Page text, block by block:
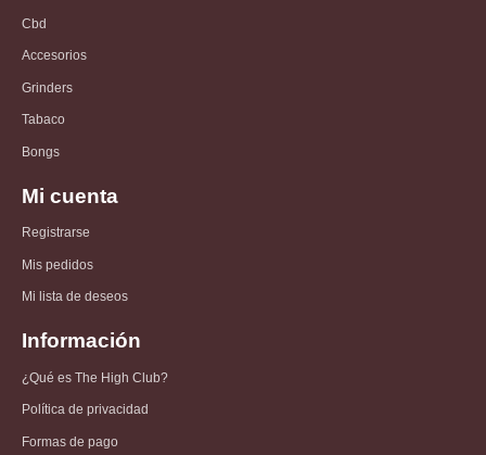
Cbd
Accesorios
Grinders
Tabaco
Bongs
Mi cuenta
Registrarse
Mis pedidos
Mi lista de deseos
Información
¿Qué es The High Club?
Política de privacidad
Formas de pago